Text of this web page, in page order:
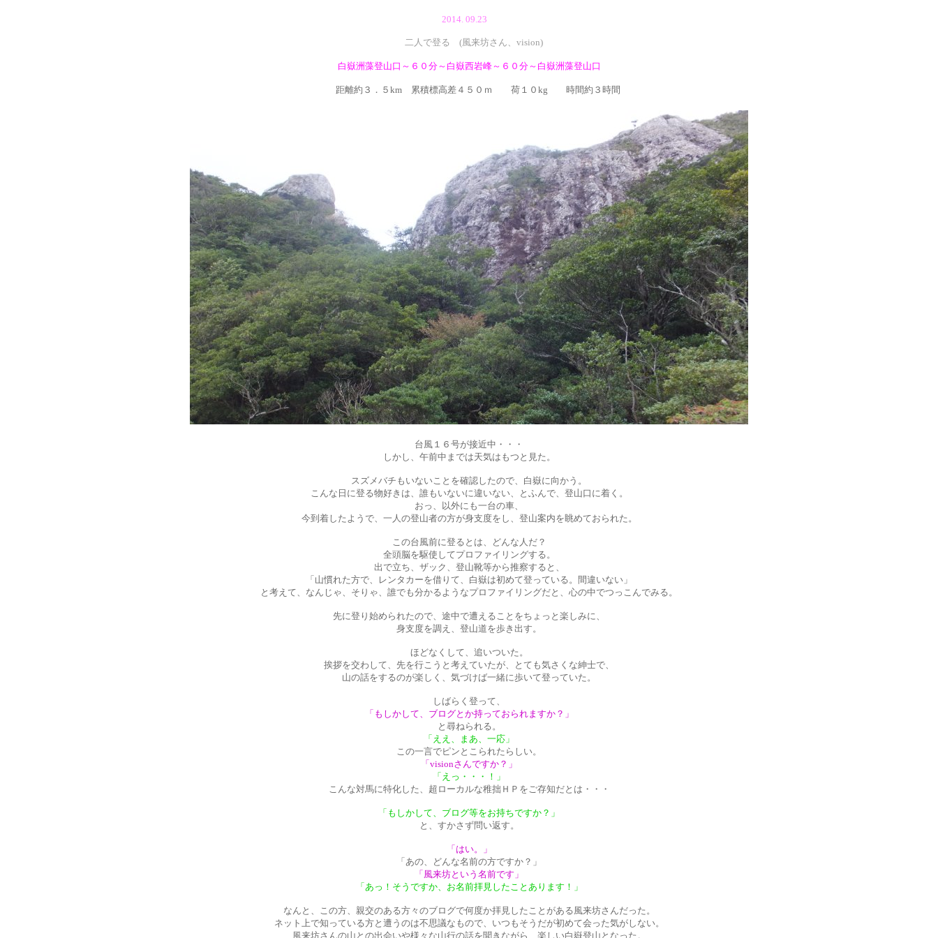
2014. 09.23
二人で登る (風来坊さん、vision)
白嶽洲藻登山口～６０分～白嶽西岩峰～６０分～白嶽洲藻登山口
距離約３．５km 累積標高差４５０ｍ 荷１０kg 時間約３時間
台風１６号が接近中・・・
しかし、午前中までは天気はもつと見た。
スズメバチもいないことを確認したので、白嶽に向かう。
こんな日に登る物好きは、誰もいないに違いない、とふんで、登山口に着く。
おっ、以外にも一台の車、
今到着したようで、一人の登山者の方が身支度をし、登山案内を眺めておられた。
この台風前に登るとは、どんな人だ？
全頭脳を駆使してプロファイリングする。
出で立ち、ザック、登山靴等から推察すると、
「山慣れた方で、レンタカーを借りて、白嶽は初めて登っている。間違いない」
と考えて、なんじゃ、そりゃ、誰でも分かるようなプロファイリングだと、心の中でつっこんでみる。
先に登り始められたので、途中で遭えることをちょっと楽しみに、
身支度を調え、登山道を歩き出す。
ほどなくして、追いついた。
挨拶を交わして、先を行こうと考えていたが、とても気さくな紳士で、
山の話をするのが楽しく、気づけば一緒に歩いて登っていた。
しばらく登って、
「もしかして、ブログとか持っておられますか？」
と尋ねられる。
「ええ、まあ、一応」
この一言でピンとこられたらしい。
「visionさんですか？」
「えっ・・・！」
こんな対馬に特化した、超ローカルな稚拙ＨＰをご存知だとは・・・
「もしかして、ブログ等をお持ちですか？」
と、すかさず問い返す。
「はい。」
「あの、どんな名前の方ですか？」
「風来坊という名前です」
「あっ！そうですか、お名前拝見したことあります！」
なんと、この方、親交のある方々のブログで何度か拝見したことがある風来坊さんだった。
ネット上で知っている方と遭うのは不思議なもので、いつもそうだが初めて会った気がしない。
風来坊さんの山との出会いや様々な山行の話を聞きながら、楽しい白嶽登山となった。